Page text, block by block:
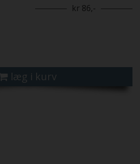
kr 86,-
læg i kurv